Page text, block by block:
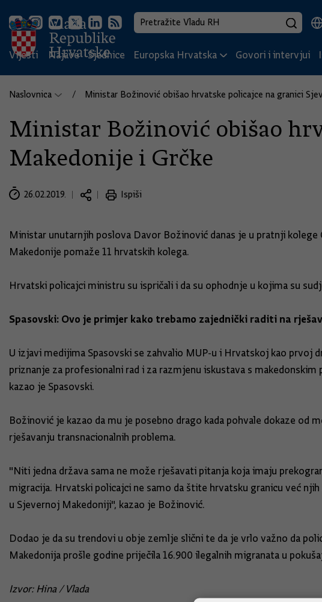
Vijesti Najave Sjednice Europska Hrvatska Govori i intervjui
Naslovnica Ministar Božinović obišao hrvatske policajce na granici
Ministar Božinović obišao
Makedonije i Grčke
26.02.2019. Ispiši
Ministar unutarnjih poslova Davor Božinović danas je u pratnji
Makedonije pomaže 11 hrvatskih kolega.
Hrvatski policajci ministru su ispričali i da su ophodnje u kojima su
Spasovski: Ovo je primjer kako trebamo zajednički raditi na
U izjavi medijima Spasovski se zahvalio MUP-u i Hrvatskoj kao
priznanje za profesionalni rad i za razmjenu iskustava s
kazao je Spasovski.
Božinović je kazao da mu je posebno drago kada pohvale dokaze
rješavanju transnacionalnih problema.
"Niti jedna država sama ne može rješavati pitanja koja imaju
migracija. Hrvatski policajci ne samo da štite hrvatsku granicu već
u Sjevernoj Makedoniji", kazao je Božinović.
Dodao je da su trendovi u obje zemlje slični te da je vrlo važno da
Makedonija prošle godine priječila 16.900 ilegalnih migranata u
Izvor: Hina / Vlada